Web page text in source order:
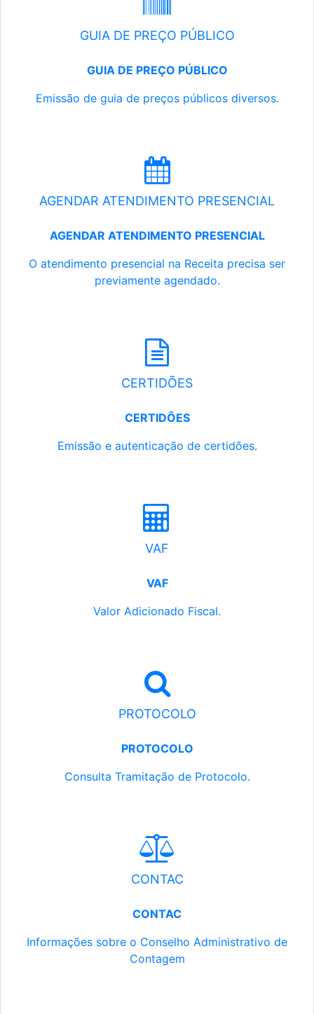
GUIA DE PREÇO PÚBLICO
GUIA DE PREÇO PÚBLICO
Emissão de guia de preços públicos diversos.
AGENDAR ATENDIMENTO PRESENCIAL
AGENDAR ATENDIMENTO PRESENCIAL
O atendimento presencial na Receita precisa ser
previamente agendado.
CERTIDÕES
CERTIDÕES
Emissão e autenticação de certidões.
VAF
VAF
Valor Adicionado Fiscal.
PROTOCOLO
PROTOCOLO
Consulta Tramitação de Protocolo.
CONTAC
CONTAC
Informações sobre o Conselho Administrativo de
Contagem